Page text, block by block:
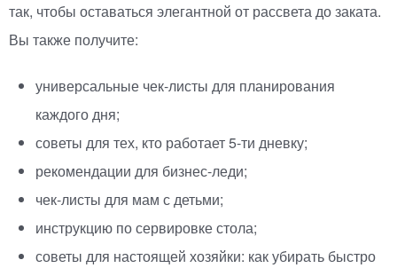
так, чтобы оставаться элегантной от рассвета до заката.
Вы также получите:
универсальные чек-листы для планирования
каждого дня;
советы для тех, кто работает5-ти дневку;
рекомендации для бизнес-леди;
чек-листы для мам с детьми;
инструкцию по сервировке стола;
советы для настоящей хозяйки: как убирать быстро